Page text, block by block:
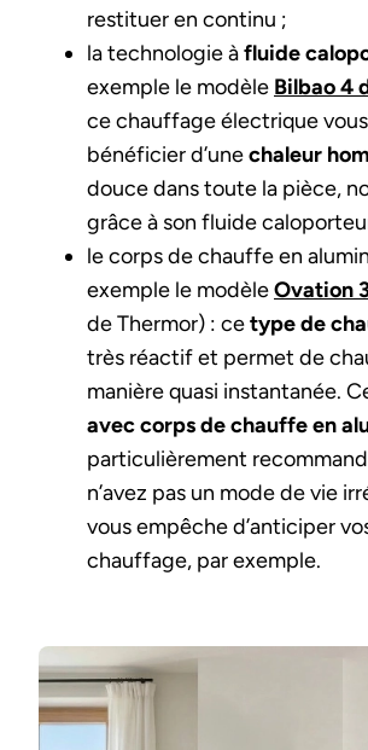
restituer en continu ;
la technologie àfluide
exemple le modèle Bilbao 4
ce chauffage électrique
bénéficier d’unechaleur
douce dans toute la pièce,
grâce à son fluide
le corps de chauffe en
exemple le modèleOvation
de Thermor) : cetype de
très réactif et permet de
manière quasi instantanée.
avec corps de chauffe en
particulièrement
n’avez pas un mode de vie
vous empêche d’anticiper
chauffage, par exemple.